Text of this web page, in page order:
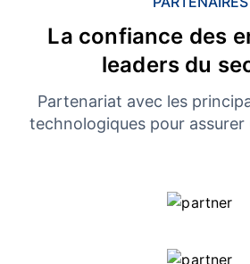
La confiance des
leaders du
Partenariat avec les
technologiques pour assurer